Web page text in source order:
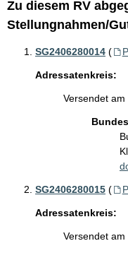
Zu diesem RV
Stellungnahmen/
SG2406280014 (
Adressatenkreis:
Versendet
SG2406280015 (
Adressatenkreis:
Versendet